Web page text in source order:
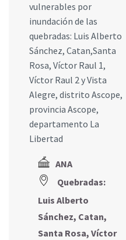
vulnerables por
inundación de las
quebradas: Luis Alberto
Sánchez, Catan,Santa
Rosa, Víctor Raul 1,
Víctor Raul 2 y Vista
Alegre, distrito Ascope,
provincia Ascope,
departamento La
Libertad
ANA
Quebradas:
Luis Alberto
Sánchez, Catan,
Santa Rosa, Víctor